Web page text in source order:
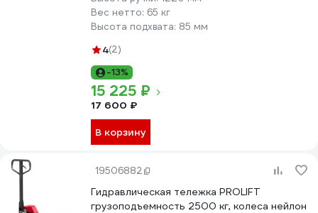
Вес нетто: 65 кг
Высота подхвата: 85 мм
4(2)
-13%
15 225 ₽
17 600 ₽
В корзину
19506882
Гидравлическая тележка PROLIFT
грузоподъемность 2500 кг, колеса нейлон